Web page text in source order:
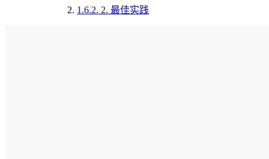
1.6.2. 2. 最佳实践